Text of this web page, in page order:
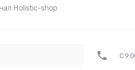
Holistic-shop
С